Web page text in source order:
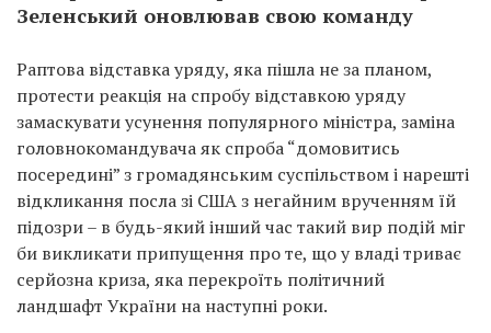
Зеленський оновлював свою команду
Раптова відставка уряду, яка пішла не за планом,
протести реакція на спробу відставкою уряду
замаскувати усунення популярного міністра, заміна
головнокомандувача як спроба “домовитись
посередині” з громадянським суспільством і нарешті
відкликання посла зі США з негайним врученням їй
підозри – в будь-який інший час такий вир подій міг
би викликати припущення про те, що у владі триває
серйозна криза, яка перекроїть політичний
ландшафт України на наступні роки.